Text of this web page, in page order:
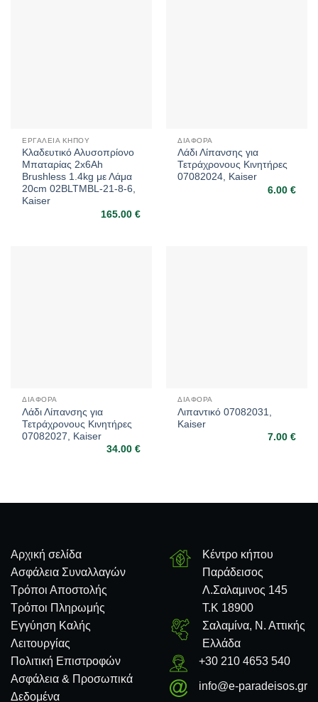
ΕΡΓΑΛΕΊΑ ΚΉΠΟΥ
Κλαδευτικό Αλυσοπρίονο
Μπαταρίας 2x6Ah
Brushless 1.4kg με Λάμα
20cm 02BLTMBL-21-8-6,
Kaiser
165.00 €
ΔΙΆΦΟΡΑ
Λάδι Λίπανσης για
Τετράχρονους Κινητήρες
07082024, Kaiser
6.00 €
ΔΙΆΦΟΡΑ
Λάδι Λίπανσης για
Τετράχρονους Κινητήρες
07082027, Kaiser
34.00 €
ΔΙΆΦΟΡΑ
Λιπαντικό 07082031,
Kaiser
7.00 €
Αρχική σελίδα
Ασφάλεια Συναλλαγών
Τρόποι Αποστολής
Τρόποι Πληρωμής
Εγγύηση Καλής
Λειτουργίας
Πολιτική Επιστροφών
Ασφάλεια & Προσωπικά
Δεδομένα
Κέντρο κήπου
Παράδεισος
Λ.Σαλαμινος 145
Τ.Κ 18900
Σαλαμίνα, Ν. Αττικής
Ελλάδα
+30 210 4653 540
info@e-paradeisos.gr